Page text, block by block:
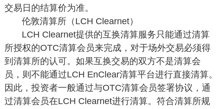
交易日的结算价为准。
伦敦清算所（LCH Clearnet）
LCH Clearnet提供的互换清算服务只能通过清算
所授权的OTC清算会员来完成，对于场外交易必须得
到清算所的认可。如果互换交易的双方不是清算会
员，则不能通过LCH EnClear清算平台进行直接清算。
因此，投资者一般通过与OTC清算会员签署协议，通
过清算会员在LCH Clearnet进行清算。符合清算所规